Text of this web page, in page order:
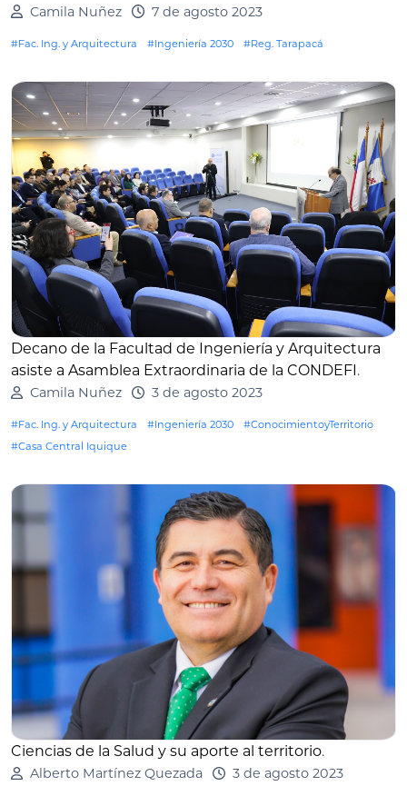
Camila Nuñez 7 de agosto 2023
#Fac. Ing. y Arquitectura #Ingeniería 2030 #Reg. Tarapacá
Decano de la Facultad de Ingeniería y Arquitectura
asiste a Asamblea Extraordinaria de la CONDEFI .
Camila Nuñez 3 de agosto 2023
#Fac. Ing. y Arquitectura #Ingeniería 2030
#ConocimientoyTerritorio
#Casa Central Iquique
Ciencias de la Salud y su aporte al territorio.
Alberto Martínez Quezada 3 de agosto 2023